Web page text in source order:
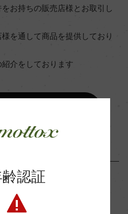
お持ちの販売店様とお取引し
を通して商品を提供しており
介をしております
に関連する記事
認証